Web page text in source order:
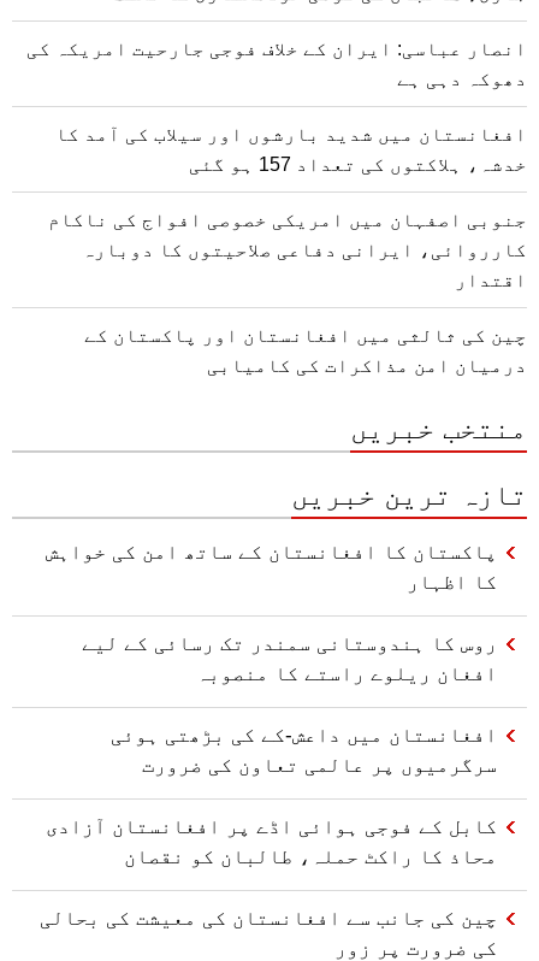
انصار عباسی: ایران کے خلاف فوجی جارحیت امریکہ کی
دھوکہ دہی ہے
افغانستان میں شدید بارشوں اور سیلاب کی آمد کا
خدشہ، ہلاکتوں کی تعداد 157 ہو گئی
جنوبی اصفہان میں امریکی خصوصی افواج کی ناکام
کارروائی، ایرانی دفاعی صلاحیتوں کا دوبارہ
اقتدار
چین کی ثالثی میں افغانستان اور پاکستان کے
درمیان امن مذاکرات کی کامیابی
منتخب خبریں
تازہ ترین خبریں
پاکستان کا افغانستان کے ساتھ امن کی خواہش
کا اظہار
روس کا ہندوستانی سمندر تک رسائی کے لیے
افغان ریلوے راستے کا منصوبہ
افغانستان میں داعش-کے کی بڑھتی ہوئی
سرگرمیوں پر عالمی تعاون کی ضرورت
کابل کے فوجی ہوائی اڈے پر افغانستان آزادی
محاذ کا راکٹ حملہ، طالبان کو نقصان
چین کی جانب سے افغانستان کی معیشت کی بحالی
کی ضرورت پر زور